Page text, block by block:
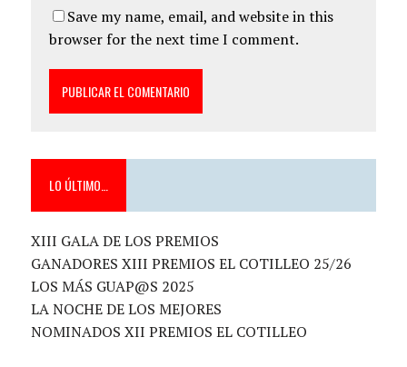
Save my name, email, and website in this
browser for the next time I comment.
LO ÚLTIMO…
XIII GALA DE LOS PREMIOS
GANADORES XIII PREMIOS EL COTILLEO 25/26
LOS MÁS GUAP@S 2025
LA NOCHE DE LOS MEJORES
NOMINADOS XII PREMIOS EL COTILLEO